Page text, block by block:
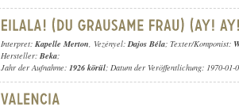
Interpret: Kapelle Merton, Vezényel:Dajos Béla; Texter/Komponist:
Hersteller: Beka;
Jahr der Aufnahme: 1926 körül; Datum der Veröffentlichung: 1970-01-